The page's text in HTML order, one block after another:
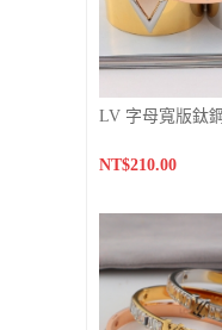
LV 字母寬版鈦
NT$210.00